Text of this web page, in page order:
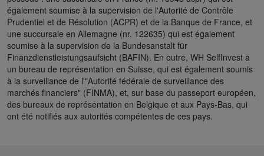
également soumise à la supervision de l'Autorité de Contrôle
Prudentiel et de Résolution (ACPR) et de la Banque de France, et
une succursale en Allemagne (nr. 122635) qui est également
soumise à la supervision de la Bundesanstalt für
Finanzdienstleistungsaufsicht (BAFIN). En outre, WH SelfInvest a
un bureau de représentation en Suisse, qui est également soumis
à la surveillance de l'"Autorité fédérale de surveillance des
marchés financiers" (FINMA), et, sur base du passeport européen,
des bureaux de représentation en Belgique et aux Pays-Bas, qui
ont été notifiés aux autorités compétentes de ces pays.